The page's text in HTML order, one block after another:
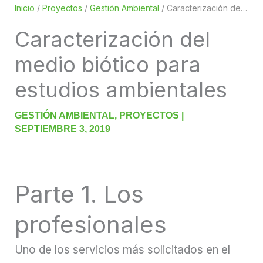
Inicio /Proyectos /Gestión Ambiental / Caracterización del medio biótico para estudios ambientales
Caracterización del
medio biótico para
estudios ambientales
GESTIÓN AMBIENTAL, PROYECTOS
SEPTIEMBRE 3, 2019
Parte 1. Los
profesionales
Uno de los servicios más solicitados en el